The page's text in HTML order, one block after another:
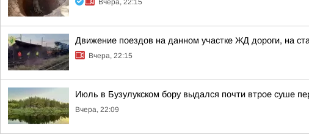
Вчера, 22:15
Движение поездов на данном участке ЖД дороги, на
Вчера, 22:15
Июль в Бузулукском бору выдался почти втрое суше
Вчера, 22:09